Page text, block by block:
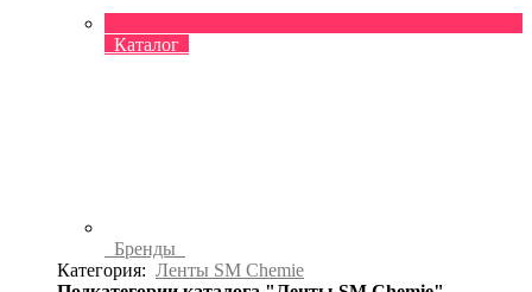
Каталог
Бренды
Категория: Ленты SM Chemie